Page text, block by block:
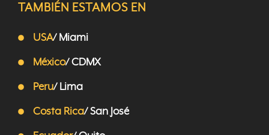
TAMBIÉN ESTAMOS EN
USA/ Miami
México/ CDMX
Peru/ Lima
Costa Rica/ San José